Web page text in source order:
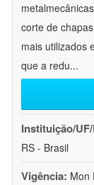
corte de
mais utilizados
que a redu...
Instituição/
RS - Brasil
Vigência: Mon